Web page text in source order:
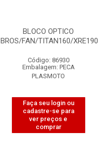
BLOCO OPTICO
BROS/FAN/TITAN160/XRE190
Código: 86930
Embalagem: PECA
PLASMOTO
Faça seu login ou
cadastre-se para
ver preços e
comprar